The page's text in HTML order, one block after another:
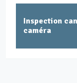
Inspection
caméra